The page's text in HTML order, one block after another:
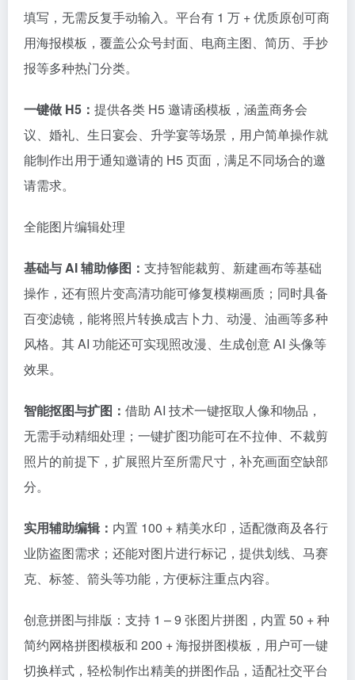
填写，无需反复手动输入。平台有 1 万 + 优质原创可商
用海报模板，覆盖公众号封面、电商主图、简历、手抄
报等多种热门分类。
一键做 H5： 提供各类 H5 邀请函模板，涵盖商务会
议、婚礼、生日宴会、升学宴等场景，用户简单操作就
能制作出用于通知邀请的 H5 页面，满足不同场合的邀
请需求。
全能图片编辑处理
基础与 AI 辅助修图： 支持智能裁剪、新建画布等基础
操作，还有照片变高清功能可修复模糊画质；同时具备
百变滤镜，能将照片转换成吉卜力、动漫、油画等多种
风格。其 AI 功能还可实现照改漫、生成创意 AI 头像等
效果。
智能抠图与扩图： 借助 AI 技术一键抠取人像和物品，
无需手动精细处理；一键扩图功能可在不拉伸、不裁剪
照片的前提下，扩展照片至所需尺寸，补充画面空缺部
分。
实用辅助编辑： 内置 100 + 精美水印，适配微商及各行
业防盗图需求；还能对图片进行标记，提供划线、马赛
克、标签、箭头等功能，方便标注重点内容。
创意拼图与排版：支持 1 – 9 张图片拼图，内置 50 + 种
简约网格拼图模板和 200 + 海报拼图模板，用户可一键
切换样式，轻松制作出精美的拼图作品，适配社交平台